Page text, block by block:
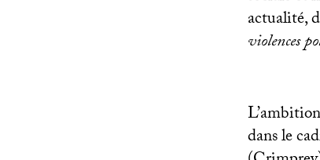
actualité,
violences
dans le